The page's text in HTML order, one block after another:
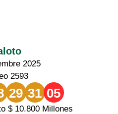
2025
2593
29 31 05
$ 10.800 Millones